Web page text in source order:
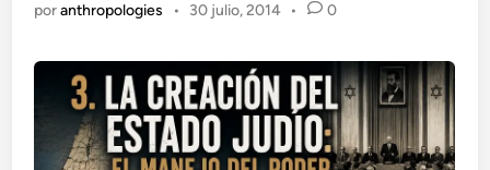
poranthropologies • 30 julio, 2014 • 0